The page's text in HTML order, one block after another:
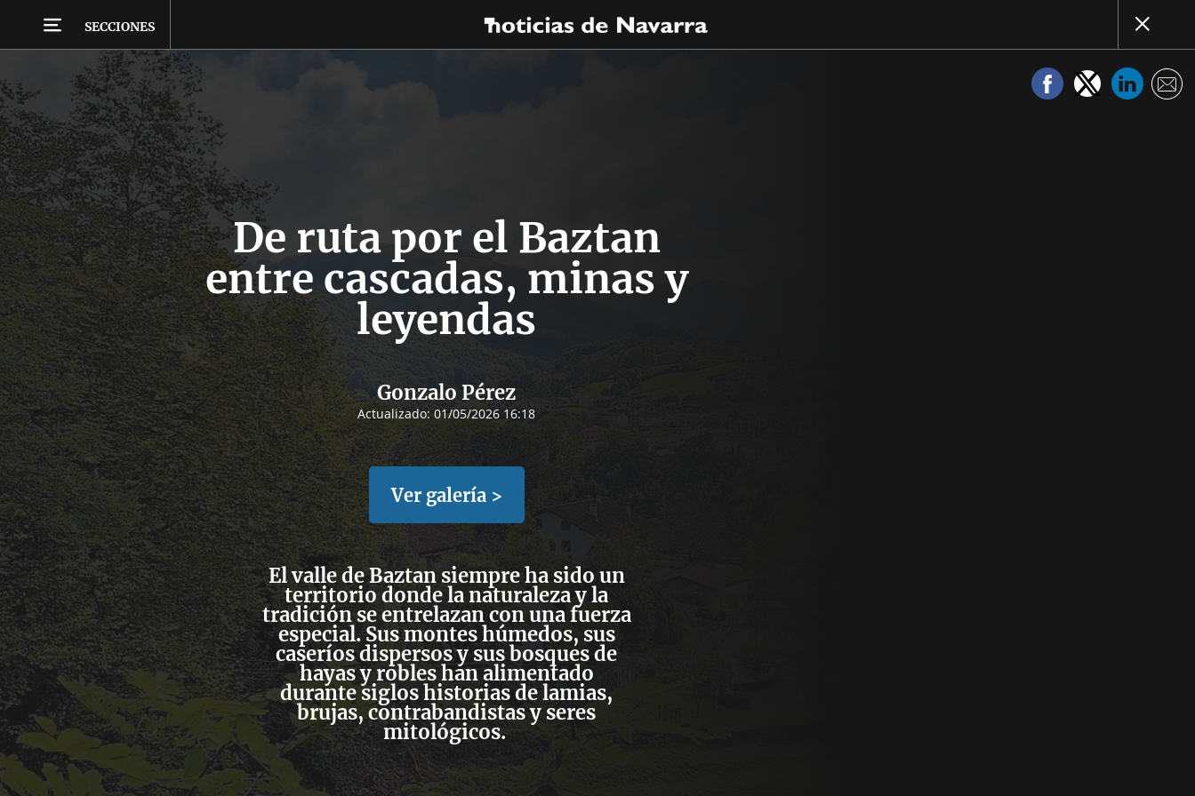
SECCIONES
De ruta por el Baztan
entre cascadas, minas y
leyendas
Gonzalo Pérez
Actualizado:01/05/2026 16:18
Ver galería >
El valle de Baztan siempre ha sido un
territorio donde la naturaleza y la
tradición se entrelazan con una fuerza
especial. Sus montes húmedos, sus
caseríos dispersos y sus bosques de
hayas y robles han alimentado
durante siglos historias de lamias,
brujas, contrabandistas y seres
mitológicos.